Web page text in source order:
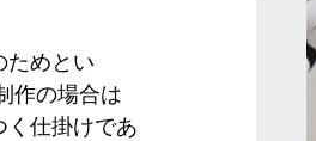
ためとい
作の場合は
く仕掛けであ